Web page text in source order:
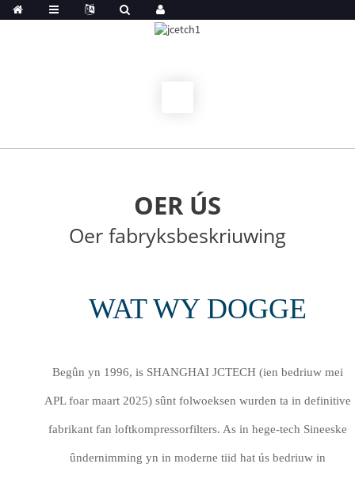
OER ÚS
Oer fabryksbeskriuwing
WAT WY DOGGE
Begûn yn 1996, is SHANGHAI JCTECH (ien bedriuw mei
APL foar maart 2025) sûnt folwoeksen wurden ta in definitive
fabrikant fan loftkompressorfilters. As in hege-tech Sineeske
ûndernimming yn in moderne tiid hat ús bedriuw in